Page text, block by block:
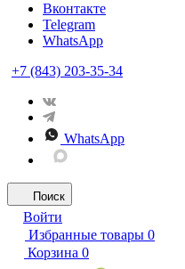
Вконтакте
Telegram
WhatsApp
+7 (843) 203-35-34
WhatsApp
Поиск
Войти
Избранные товары 0
Корзина 0